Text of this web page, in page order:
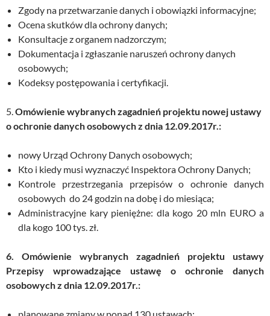
Zgody na przetwarzanie danych i obowiązki informacyjne;
Ocena skutków dla ochrony danych;
Konsultacje z organem nadzorczym;
Dokumentacja i zgłaszanie naruszeń ochrony danych
osobowych;
Kodeksy postępowania i certyfikacji.
5.Omówienie wybranych zagadnień projektu nowej ustawy
o ochronie danych osobowych z dnia 12.09.2017r.:
nowy Urząd Ochrony Danych osobowych;
Kto i kiedy musi wyznaczyć Inspektora Ochrony Danych;
Kontrole przestrzegania przepisów o ochronie danych
osobowych do 24 godzin na dobę i do miesiąca;
Administracyjne kary pieniężne: dla kogo 20 mln EURO a
dla kogo 100 tys. zł.
6. Omówienie wybranych zagadnień projektu ustawy
Przepisy wprowadzające ustawę o ochronie danych
osobowych z dnia 12.09.2017r.: